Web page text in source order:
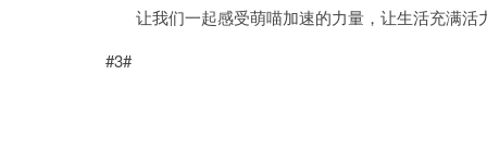
让我们一起感受萌喵加速的力量，让生活充满活
#3#